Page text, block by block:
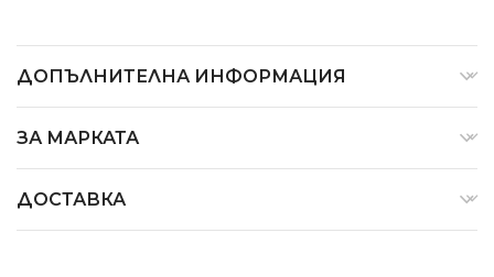
ДОПЪЛНИТЕЛНА ИНФОРМАЦИЯ
ЗА МАРКАТА
ДОСТАВКА